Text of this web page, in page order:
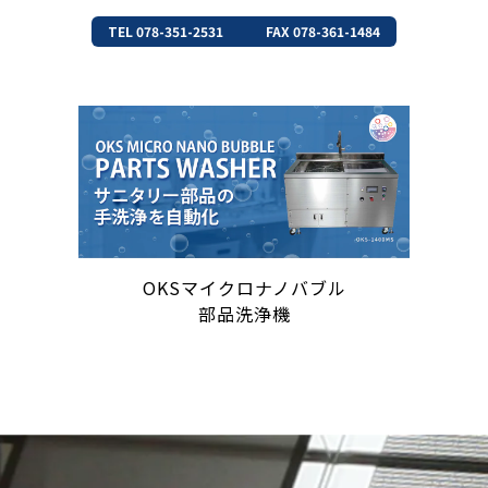
TEL 078-351-2531 FAX 078-361-1484
OKSマイクロナノバブル
部品洗浄機